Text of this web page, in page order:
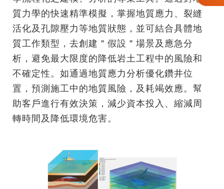
質力學的快速精準模擬，掌握地質應力、裂縫
活化及孔隙壓力等地質狀態，並可結合具體地
質工作類型，去創建＂假設＂場景及應急分
析，避免最大限度的降低岩土工程中的風險和
不確定性。如通過地質應力分析優化鑽井位
置，預測施工中的地質風險，及耗竭效應。幫
助客戶進行有效決策，減少資本投入、縮減周
轉時間及降低環境危害。